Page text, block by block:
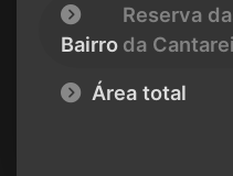
Bairro
Reserva
da
Área total